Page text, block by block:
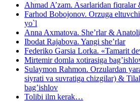
Ahmad A’zam. Asarlaridan
Farhod Bobojonov. Orzuga
yo`l
Anna Axmatova. She’rlar &
Ibodat Rajabova. Yangi she’rlar
Federiko Garsia Lorka. «Tamarit
Mirtemir domla xotirasiga
Sulaymon Rahmon. Orzulardan
siyrati va suvratiga chizgilar) &
bag’ishlov
Tolibi ilm kerak…